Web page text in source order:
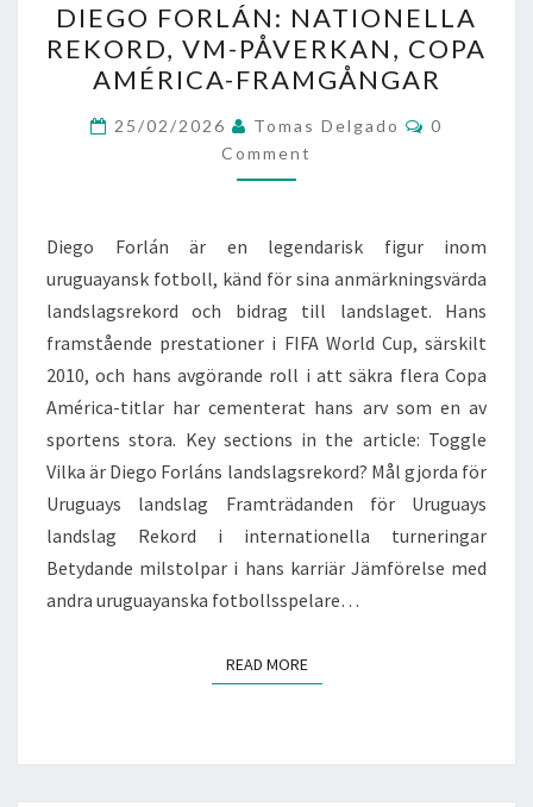
FORLÁN:
NATIONELLA
REKORD,
VM-
PÅVERKAN,
COPA
FRAMGÅNGAR
DIEGO FORLÁN: NATIONELLA
REKORD, VM-PÅVERKAN, COPA
AMÉRICA-FRAMGÅNGAR
25/02/2026 Tomas Delgado Comments
0
Comment
Diego Forlán är en legendarisk figur inom
uruguayansk fotboll, känd för sina anmärkningsvärda
landslagsrekord och bidrag till landslaget. Hans
framstående prestationer i FIFA World Cup, särskilt
2010, och hans avgörande roll i att säkra flera Copa
América-titlar har cementerat hans arv som en av
sportens stora. Key sections in the article: Toggle
Vilka är Diego Forláns landslagsrekord? Mål gjorda för
Uruguays landslag Framträdanden för Uruguays
landslag Rekord i internationella turneringar
Betydande milstolpar i hans karriär Jämförelse med
andra uruguayanska fotbollsspelare…
READ MOREREAD MORE